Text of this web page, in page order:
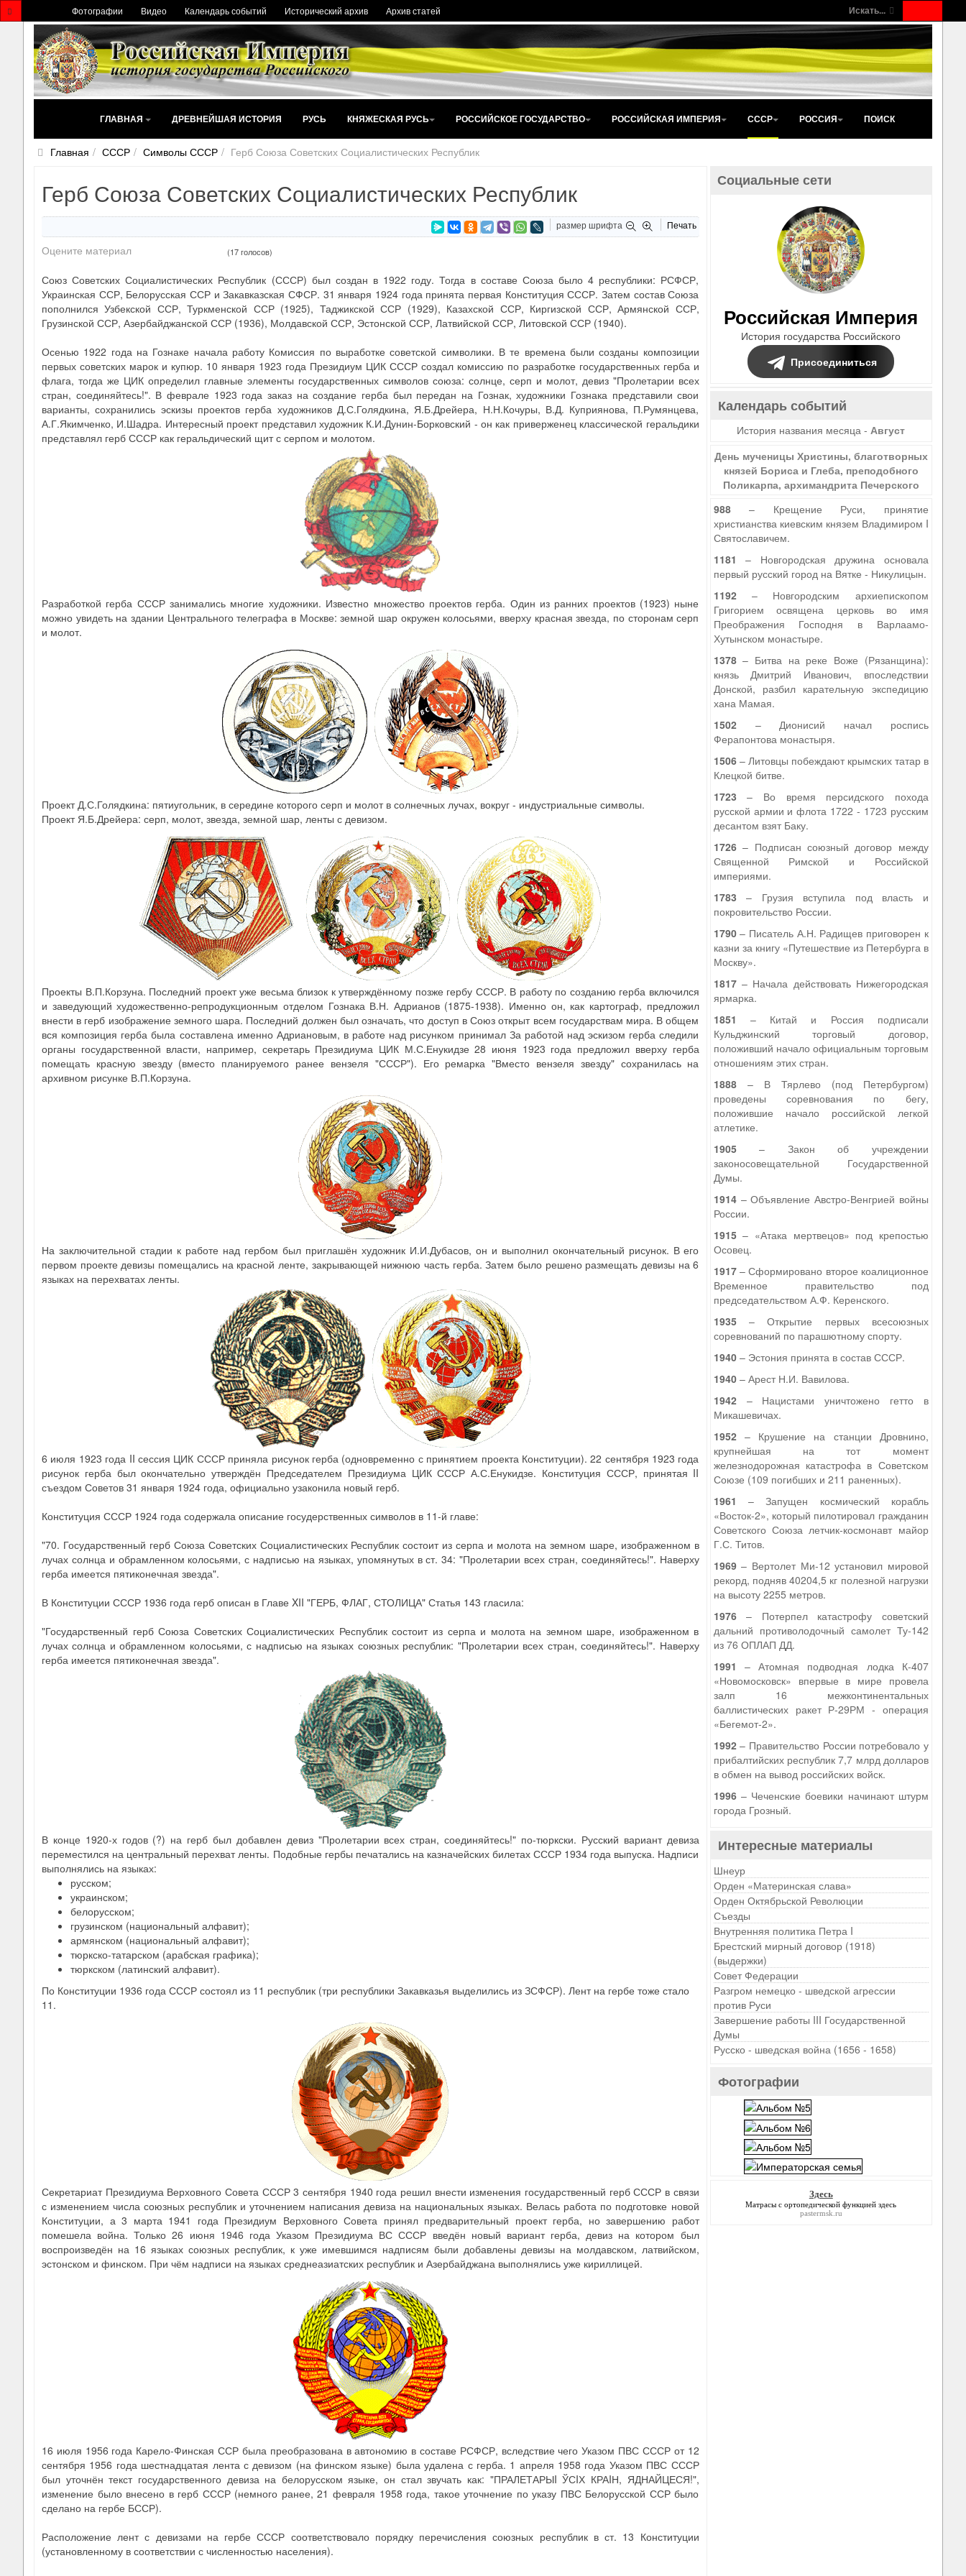
Искать...
Фотографии Видео Календарь событий Исторический архив Архив статей
ГЛАВНАЯ ДРЕВНЕЙШАЯ ИСТОРИЯ РУСЬ КНЯЖЕСКАЯ РУСЬ РОССИЙСКОЕ ГОСУДАРСТВО РОССИЙСКАЯ ИМПЕРИЯ СССР РОССИЯ ПОИСК
Главная СССР Символы СССР Герб Союза Советских Социалистических Республик
Герб Союза Советских Социалистических Республик
размер шрифта Печать
Оцените материал (17 голосов)
Союз Советских Социалистических Республик (СССР) был создан в 1922 году. Тогда в составе Союза было 4 республики: РСФСР,
Украинская ССР, Белорусская ССР и Закавказская СФСР. 31 января 1924 года принята первая Конституция СССР. Затем состав Союза
пополнился Узбекской ССР, Туркменской ССР (1925), Таджикской ССР (1929), Казахской ССР, Киргизской ССР, Армянской ССР,
Грузинской ССР, Азербайджанской ССР (1936), Молдавской ССР, Эстонской ССР, Латвийской ССР, Литовской ССР (1940).
Осенью 1922 года на Гознаке начала работу Комиссия по выработке советской символики. В те времена были созданы композиции
первых советских марок и купюр. 10 января 1923 года Президиум ЦИК СССР создал комиссию по разработке государственных герба и
флага, тогда же ЦИК определил главные элементы государственных символов союза: солнце, серп и молот, девиз "Пролетарии всех
стран, соединяйтесь!". В феврале 1923 года заказ на создание герба был передан на Гознак, художники Гознака представили свои
варианты, сохранились эскизы проектов герба художников Д.С.Голядкина, Я.Б.Дрейера, Н.Н.Кочуры, В.Д. Куприянова, П.Румянцева,
А.Г.Якимченко, И.Шадра. Интересный проект представил художник К.И.Дунин-Борковский - он как приверженец классической геральдики
представлял герб СССР как геральдический щит с серпом и молотом.
Разработкой герба СССР занимались многие художники. Известно множество проектов герба. Один из ранних проектов (1923) ныне
можно увидеть на здании Центрального телеграфа в Москве: земной шар окружен колосьями, вверху красная звезда, по сторонам серп
и молот.
Проект Д.С.Голядкина: пятиугольник, в середине которого серп и молот в солнечных лучах, вокруг - индустриальные символы.
Проект Я.Б.Дрейера: серп, молот, звезда, земной шар, ленты с девизом.
Проекты В.П.Корзуна. Последний проект уже весьма близок к утверждённому позже гербу СССР. В работу по созданию герба включился
и заведующий художественно-репродукционным отделом Гознака В.Н. Адрианов (1875-1938). Именно он, как картограф, предложил
внести в герб изображение земного шара. Последний должен был означать, что доступ в Союз открыт всем государствам мира. В общем
вся композиция герба была составлена именно Адриановым, в работе над рисунком принимал За работой над эскизом герба следили
органы государственной власти, например, секретарь Президиума ЦИК М.С.Енукидзе 28 июня 1923 года предложил вверху герба
помещать красную звезду (вместо планируемого ранее вензеля "СССР"). Его ремарка "Вместо вензеля звезду" сохранилась на
архивном рисунке В.П.Корзуна.
На заключительной стадии к работе над гербом был приглашён художник И.И.Дубасов, он и выполнил окончательный рисунок. В его
первом проекте девизы помещались на красной ленте, закрывающей нижнюю часть герба. Затем было решено размещать девизы на 6
языках на перехватах ленты.
6 июля 1923 года II сессия ЦИК СССР приняла рисунок герба (одновременно с принятием проекта Конституции). 22 сентября 1923 года
рисунок герба был окончательно утверждён Председателем Президиума ЦИК СССР А.С.Енукидзе. Конституция СССР, принятая II
съездом Советов 31 января 1924 года, официально узаконила новый герб.
Конституция СССР 1924 года содержала описание госудерственных символов в 11-й главе:
"70. Государственный герб Союза Советских Социалистических Республик состоит из серпа и молота на земном шаре, изображенном в
лучах солнца и обрамленном колосьями, с надписью на языках, упомянутых в ст. 34: "Пролетарии всех стран, соединяйтесь!". Наверху
герба имеется пятиконечная звезда".
В Конституции СССР 1936 года герб описан в Главе XII "ГЕРБ, ФЛАГ, СТОЛИЦА" Статья 143 гласила:
"Государственный герб Союза Советских Социалистических Республик состоит из серпа и молота на земном шаре, изображенном в
лучах солнца и обрамленном колосьями, с надписью на языках союзных республик: "Пролетарии всех стран, соединяйтесь!". Наверху
герба имеется пятиконечная звезда".
В конце 1920-х годов (?) на герб был добавлен девиз "Пролетарии всех стран, соединяйтесь!" по-тюркски. Русский вариант девиза
переместился на центральный перехват ленты. Подобные гербы печатались на казначейских билетах СССР 1934 года выпуска. Надписи
выполнялись на языках:
русском;
украинском;
белорусском;
грузинском (национальный алфавит);
армянском (национальный алфавит);
тюркско-татарском (арабская графика);
тюркском (латинский алфавит).
По Конституции 1936 года СССР состоял из 11 республик (три республики Закавказья выделились из ЗСФСР). Лент на гербе тоже стало
11.
Секретариат Президиума Верховного Совета СССР 3 сентября 1940 года решил внести изменения государственный герб СССР в связи
с изменением числа союзных республик и уточнением написания девиза на национальных языках. Велась работа по подготовке новой
Конституции, а 3 марта 1941 года Президиум Верховного Совета принял предварительный проект герба, но завершению работ
помешела война. Только 26 июня 1946 года Указом Президиума ВС СССР введён новый вариант герба, девиз на котором был
воспроизведён на 16 языках союзных республик, к уже имевшимся надписям были добавлены девизы на молдавском, латвийском,
эстонском и финском. При чём надписи на языках среднеазиатских республик и Азербайджана выполнялись уже кириллицей.
16 июля 1956 года Карело-Финская ССР была преобразована в автономию в составе РСФСР, вследствие чего Указом ПВС СССР от 12
сентября 1956 года шестнадцатая лента с девизом (на финском языке) была удалена с герба. 1 апреля 1958 года Указом ПВС СССР
был уточнён текст государственного девиза на белорусском языке, он стал звучать как: "ПРАЛЕТАРЫI ЎСIХ КРАIН, ЯДНАЙЦЕСЯ!",
изменение было внесено в герб СССР (немного ранее, 21 февраля 1958 года, такое уточнение по указу ПВС Белорусской ССР было
сделано на гербе БССР).
Расположение лент с девизами на гербе СССР соответствовало порядку перечисления союзных республик в ст. 13 Конституции
(установленному в соответствии с численностью населения).
Социальные сети
Российская Империя
История государства Российского
Присоединиться
Календарь событий
История названия месяца -Август
День мученицы Христины, благотворных
князей Бориса и Глеба, преподобного
Поликарпа, архимандрита Печерского
988– Крещение Руси, принятие
христианства киевским князем Владимиром I
Святославичем.
1181 – Новгородская дружина основала
первый русский город на Вятке - Никулицын.
1192– Новгородским архиепископом
Григорием освящена церковь во имя
Преображения Господня в Варлаамо-
Хутынском монастыре.
1378– Битва на реке Воже (Рязанщина):
князь Дмитрий Иванович, впоследствии
Донской, разбил карательную экспедицию
хана Мамая.
1502– Дионисий начал роспись
Ферапонтова монастыря.
1506– Литовцы побеждают крымских татар в
Клецкой битве.
1723 – Во время персидского похода
русской армии и флота 1722 - 1723 русским
десантом взят Баку.
1726– Подписан союзный договор между
Священной Римской и Российской
империями.
1783 – Грузия вступила под власть и
покровительство России.
1790– Писатель А.Н. Радищев приговорен к
казни за книгу «Путешествие из Петербурга в
Москву».
1817– Начала действовать Нижегородская
ярмарка.
1851 – Китай и Россия подписали
Кульджинский торговый договор,
положивший начало официальным торговым
отношениям этих стран.
1888– В Тярлево (под Петербургом)
проведены соревнования по бегу,
положившие начало российской легкой
атлетике.
1905– Закон об учреждении
законосовещательной Государственной
Думы.
1914– Объявление Австро-Венгрией войны
России.
1915– «Атака мертвецов» под крепостью
Осовец.
1917– Сформировано второе коалиционное
Временное правительство под
председательством А.Ф. Керенского.
1935– Открытие первых всесоюзных
соревнований по парашютному спорту.
1940– Эстония принята в состав СССР.
1940– Арест Н.И. Вавилова.
1942– Нацистами уничтожено гетто в
Микашевичах.
1952– Крушение на станции Дровнино,
крупнейшая на тот момент
железнодорожная катастрофа в Советском
Союзе (109 погибших и 211 раненных).
1961 – Запущен космический корабль
«Восток-2», который пилотировал гражданин
Советского Союза летчик-космонавт майор
Г.С. Титов.
1969– Вертолет Ми-12 установил мировой
рекорд, подняв 40204,5 кг полезной нагрузки
на высоту 2255 метров.
1976– Потерпел катастрофу советский
дальний противолодочный самолет Ту-142
из 76 ОПЛАП ДД.
1991 – Атомная подводная лодка К-407
«Новомосковск» впервые в мире провела
залп 16 межконтинентальных
баллистических ракет Р-29РМ - операция
«Бегемот-2».
1992– Правительство России потребовало у
прибалтийских республик 7,7 млрд долларов
в обмен на вывод российских войск.
1996– Чеченские боевики начинают штурм
города Грозный.
Интересные материалы
Шнеур
Орден «Материнская слава»
Орден Октябрьской Революции
Съезды
Внутренняя политика Петра I
Брестский мирный договор (1918)
(выдержки)
Совет Федерации
Разгром немецко - шведской агрессии
против Руси
Завершение работы III Государственной
Думы
Русско - шведская война (1656 - 1658)
Фотографии
Здесь
Матрасы с ортопедической функциейздесь
pastermsk.ru